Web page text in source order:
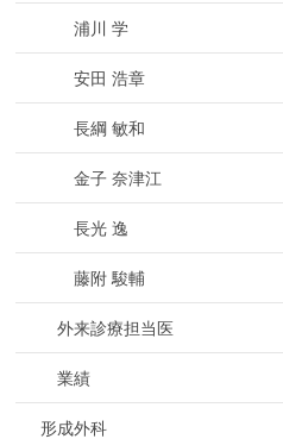
浦川 学
安田 浩章
長綱 敏和
金子 奈津江
長光 逸
藤附 駿輔
外来診療担当医
業績
形成外科